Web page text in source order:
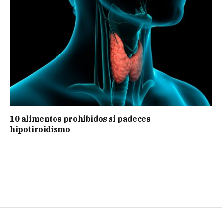
10 alimentos prohibidos si padeces
hipotiroidismo